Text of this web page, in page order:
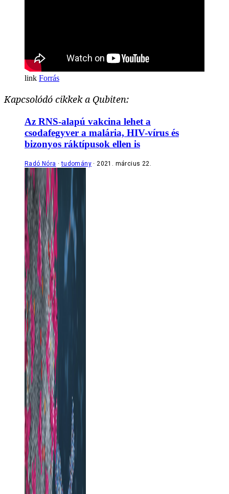
Forrás
Kapcsolódó cikkek a Qubiten:
Az RNS-alapú vakcina lehet a
csodafegyver a malária, HIV-vírus és
bizonyos ráktípusok ellen is
Radó Nóra tudomány 2021. március 22.